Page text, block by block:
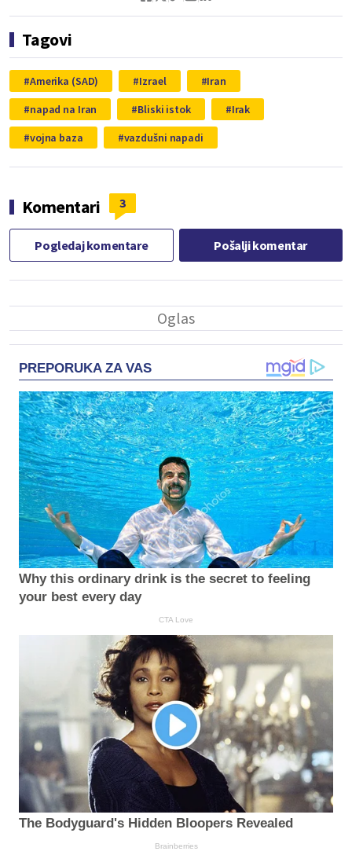
Tagovi
Amerika (SAD) Izrael
Iran
napad na Iran
Bliski istok
Irak
vojna baza
vazdušni napadi
Komentari 3
Pogledaj komentare Pošalji komentar
PREPORUKA ZA VAS
Why this ordinary drink is the secret to feeling
your best every day
CTA Love
The Bodyguard's Hidden Bloopers Revealed
Brainberries